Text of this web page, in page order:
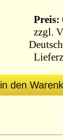
Preis:
zzgl.
in den